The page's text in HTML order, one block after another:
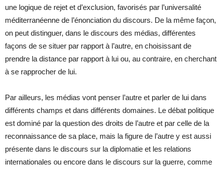
une logique de rejet et d’exclusion, favorisés par l’universalité
méditerranéenne de l’énonciation du discours. De la même façon,
on peut distinguer, dans le discours des médias, différentes
façons de se situer par rapport à l’autre, en choisissant de
prendre la distance par rapport à lui ou, au contraire, en cherchant
à se rapprocher de lui.
Par ailleurs, les médias vont penser l’autre et parler de lui dans
différents champs et dans différents domaines. Le débat politique
est dominé par la question des droits de l’autre et par celle de la
reconnaissance de sa place, mais la figure de l’autre y est aussi
présente dans le discours sur la diplomatie et les relations
internationales ou encore dans le discours sur la guerre, comme